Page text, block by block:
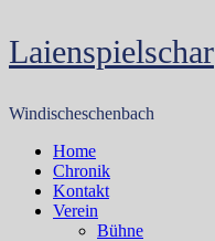
Skip
to
Laienspielschar
Windischeschenbach
Home
Chronik
Kontakt
Verein
Bühne